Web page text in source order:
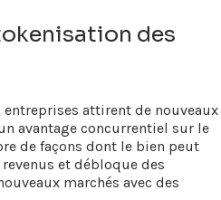
des
attirent de nouveaux
avantage concurrentiel sur le
de façons dont le bien peut
et débloque des
marchés avec des